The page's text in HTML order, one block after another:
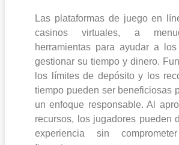
Las plataformas de juego en
casinos virtuales, a
herramientas para ayudar a
gestionar su tiempo y dinero.
los límites de depósito y los
tiempo pueden ser beneficiosas
un enfoque responsable. Al
recursos, los jugadores pueden
experiencia sin